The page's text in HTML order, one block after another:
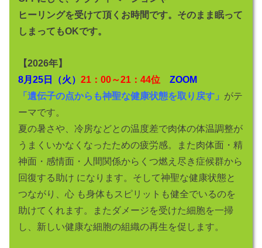
ヒーリングを受けて頂くお時間です。そのまま眠って
しまってもOKです。
【2026年】
8月25日（火）21：00～21：44位 ZOOM
「遺伝子の点からも神聖な健康状態を取り戻す」 がテ
ーマです。
夏の暑さや、冷房などとの温度差で肉体の体温調整が
うまくいかなくなったための疲労感。また肉体面・精
神面・感情面・人間関係からくつ燃え尽き症候群から
回復する助け になります。そして神聖な健康状態と
つながり、心 も身体もスピリットも健全でいるのを
助けてくれます。またダメージを受けた細胞を一掃
し、新しい健康な細胞の組織の再生を促します。